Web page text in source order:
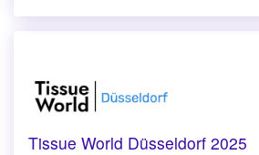
Tissue World Düsseldorf 2025